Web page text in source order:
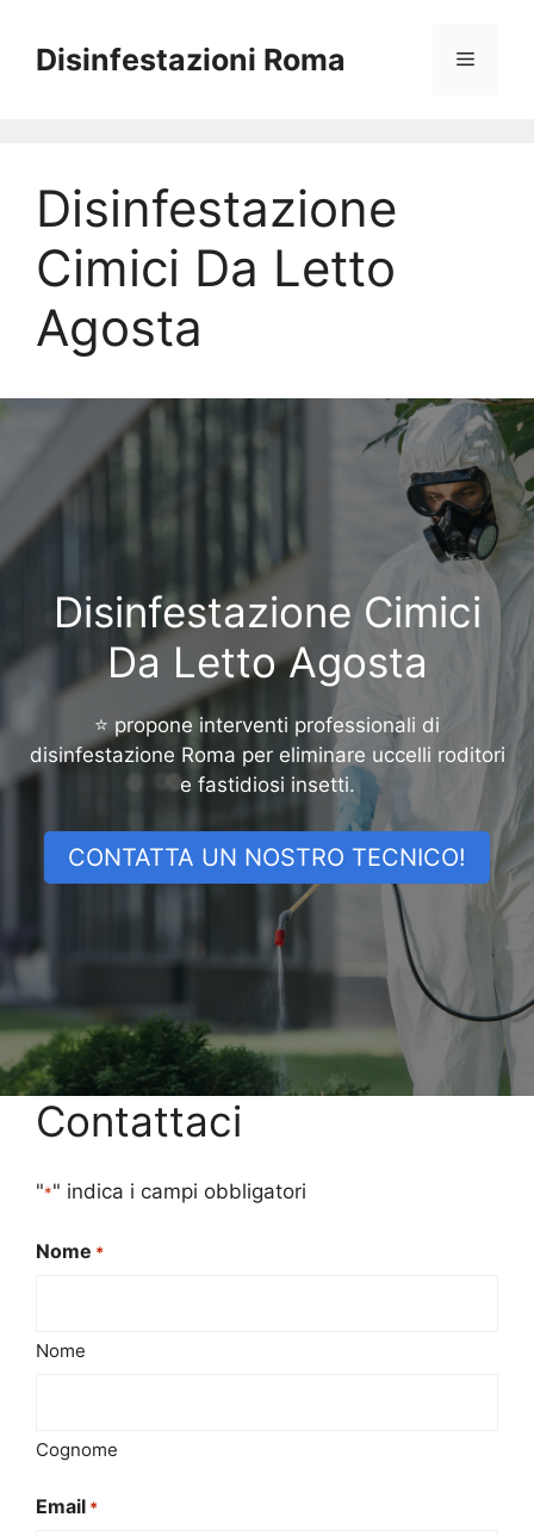
contenuto
Disinfestazioni Roma Menu
Disinfestazione
Cimici Da Letto
Agosta
Disinfestazione Cimici
Da Letto Agosta
⭐ propone interventi professionali di
disinfestazione Roma per eliminare uccelli roditori
e fastidiosi insetti.
CONTATTA UN NOSTRO TECNICO!
Contattaci
"*" indica i campi obbligatori
Nome *
Nome
Cognome
Email *